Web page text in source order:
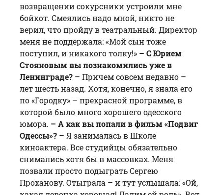
возвращении сокурсники устроили мне
бойкот. Смеялись надо мной, никто не
верил, что пройду в театральный. Директор
меня не поддержала: «Мой сын тоже
поступил, и никакого толку!» – С Юрием
Стояновым вы познакомились уже в
Ленинграде? – Причем совсем недавно –
лет шесть назад. Хотя, конечно, я знала его
по «Городку» – прекрасной программе, в
которой было много хорошего одесского
юмора. – А как вы попали в фильм «Подвиг
Одессы»? – Я занималась в Школе
киноактера. Все студийцы обязательно
снимались хотя бы в массовках. Меня
позвали просто подыграть Сергею
Проханову. Отыграла – и тут услышала: «Ой,